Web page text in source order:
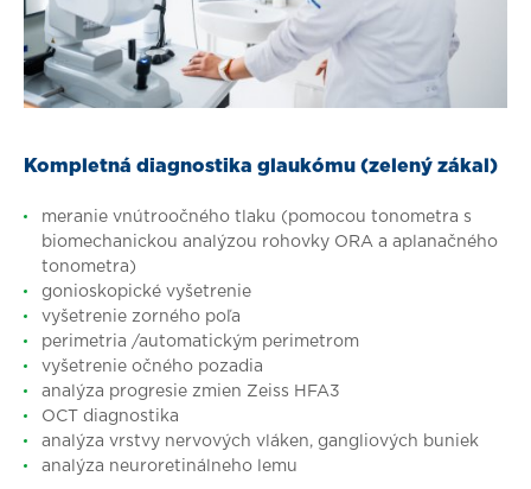
Kompletná diagnostika glaukómu (zelený zákal)
meranie vnútroočného tlaku (pomocou tonometra s
biomechanickou analýzou rohovky ORA a aplanačného
tonometra)
gonioskopické vyšetrenie
vyšetrenie zorného poľa
perimetria /automatickým perimetrom
vyšetrenie očného pozadia
analýza progresie zmien Zeiss HFA3
OCT diagnostika
analýza vrstvy nervových vláken, gangliových buniek
analýza neuroretinálneho lemu